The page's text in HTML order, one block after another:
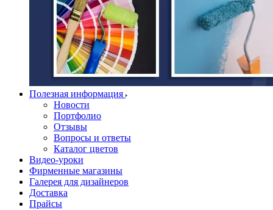
Полезная информация
Новости
Портфолио
Отзывы
Вопросы и ответы
Каталог цветов
Видео-уроки
Фирменные магазины
Галерея для дизайнеров
Доставка
Прайсы